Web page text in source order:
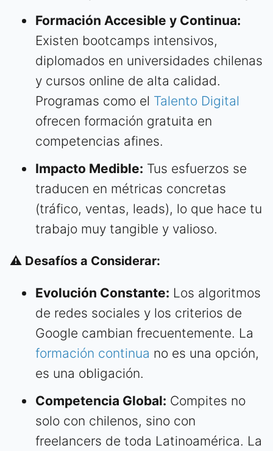
Formación Accesible y Continua:
Existen bootcamps intensivos,
diplomados en universidades chilenas
y cursos online de alta calidad.
Programas como el Talento Digital
ofrecen formación gratuita en
competencias afines.
Impacto Medible: Tus esfuerzos se
traducen en métricas concretas
(tráfico, ventas, leads), lo que hace tu
trabajo muy tangible y valioso.
⚠️ Desafíos a Considerar:
Evolución Constante: Los algoritmos
de redes sociales y los criterios de
Google cambian frecuentemente. La
formación continua no es una opción,
es una obligación.
Competencia Global: Compites no
solo con chilenos, sino con
freelancers de toda Latinoamérica. La